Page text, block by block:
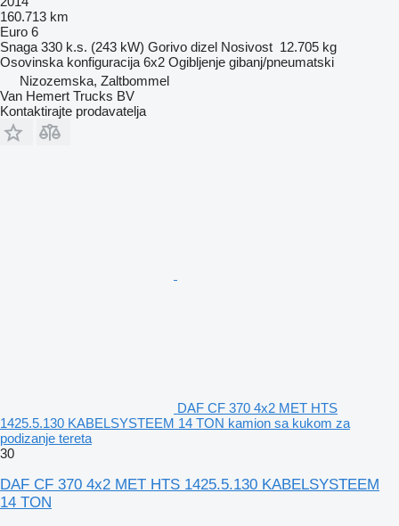
160.713 km
Euro 6
Snaga 330 k.s. (243 kW) Gorivo dizel Nosivost 12.705 kg
Osovinska konfiguracija 6x2 Ogibljenje gibanj/pneumatski
Nizozemska, Zaltbommel
Van Hemert Trucks BV
Kontaktirajte prodavatelja
DAF CF 370 4x2 MET HTS
1425.5.130 KABELSYSTEEM 14 TON kamion sa kukom za
podizanje tereta
30
DAF CF 370 4x2 MET HTS 1425.5.130 KABELSYSTEEM
14 TON